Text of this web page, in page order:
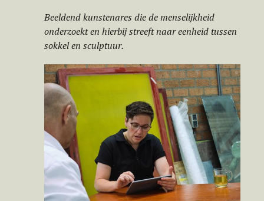
Beeldend kunstenares die de menselijkheid
onderzoekt en hierbij streeft naar eenheid tussen
sokkel en sculptuur.